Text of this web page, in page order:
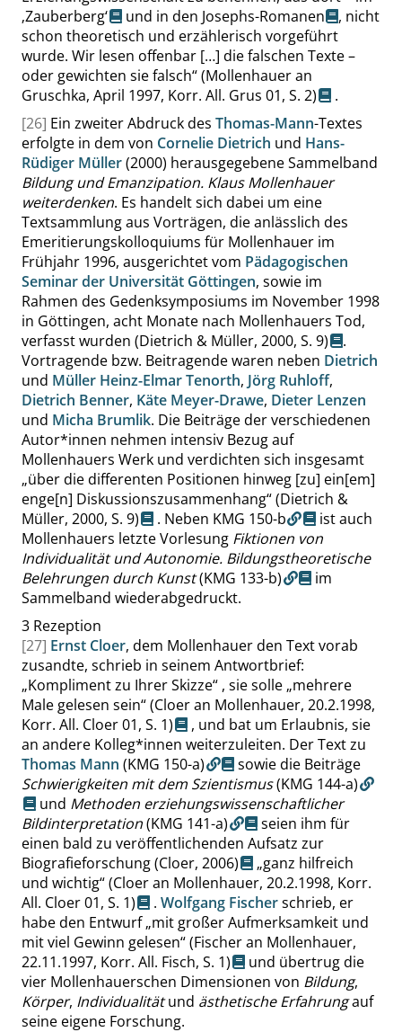
‚Zauberberg‘ und in den Josephs-Romanen
, nicht
schon theoretisch und erzählerisch vorgeführt
wurde. Wir lesen offenbar […] die falschen Texte –
oder gewichten sie falsch“(Mollenhauer an
Gruschka, April 1997, Korr. All. Grus 01, S. 2)
.
[26] Ein zweiter Abdruck des Thomas-Mann-Textes
erfolgte in dem von Cornelie Dietrich und Hans-
Rüdiger Müller(2000) herausgegebene Sammelband
Bildung und Emanzipation. Klaus Mollenhauer
weiterdenken. Es handelt sich dabei um eine
Textsammlung aus Vorträgen, die anlässlich des
Emeritierungskolloquiums für Mollenhauer im
Frühjahr 1996, ausgerichtet vom Pädagogischen
Seminar der Universität Göttingen, sowie im
Rahmen des Gedenksymposiums im November 1998
in Göttingen, acht Monate nach Mollenhauers Tod,
verfasst wurden (Dietrich & Müller, 2000, S. 9)
.
Vortragende bzw. Beitragende waren neben Dietrich
und Müller Heinz-Elmar Tenorth, Jörg Ruhloff,
Dietrich Benner, Käte Meyer-Drawe, Dieter Lenzen
und Micha Brumlik. Die Beiträge der verschiedenen
Autor*innen nehmen intensiv Bezug auf
Mollenhauers Werk und verdichten sich insgesamt
„über die differenten Positionen hinweg [zu] ein[em]
enge[n] Diskussionszusammenhang“(Dietrich &
Müller, 2000, S. 9) . Neben KMG 150-b
ist auch
Mollenhauers letzte Vorlesung Fiktionen von
Individualität und Autonomie. Bildungstheoretische
Belehrungen durch Kunst(KMG 133-b)
im
Sammelband wiederabgedruckt.
3 Rezeption
[27] Ernst Cloer, dem Mollenhauer den Text vorab
zusandte, schrieb in seinem Antwortbrief:
„Kompliment zu Ihrer Skizze“ , sie solle „mehrere
Male gelesen sein“(Cloer an Mollenhauer, 20.2.1998,
Korr. All. Cloer 01, S. 1)
, und bat um Erlaubnis, sie
an andere Kolleg*innen weiterzuleiten. Der Text zu
Thomas Mann (KMG 150-a)
sowie die Beiträge
Schwierigkeiten mit dem Szientismus(KMG 144-a)
und Methoden erziehungswissenschaftlicher
Bildinterpretation(KMG 141-a)
seien ihm für
einen bald zu veröffentlichenden Aufsatz zur
Biografieforschung(Cloer, 2006) „ganz hilfreich
und wichtig“(Cloer an Mollenhauer, 20.2.1998, Korr.
All. Cloer 01, S. 1) . Wolfgang Fischerschrieb, er
habe den Entwurf„mit großer Aufmerksamkeit und
mit viel Gewinn gelesen“(Fischer an Mollenhauer,
22.11.1997, Korr. All. Fisch, S. 1)
und übertrug die
vier Mollenhauerschen Dimensionen von Bildung,
Körper, Individualitätund ästhetische Erfahrungauf
seine eigene Forschung.